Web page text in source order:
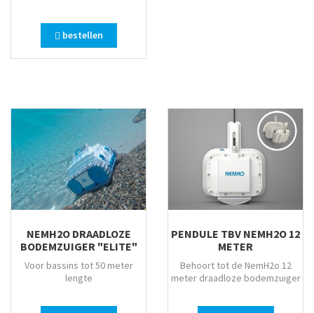
bestellen
NEMH2O DRAADLOZE
BODEMZUIGER "ELITE"
Voor bassins tot 50 meter
lengte
PENDULE TBV NEMH2O 12
METER
Behoort tot de NemH2o 12
meter draadloze bodemzuiger